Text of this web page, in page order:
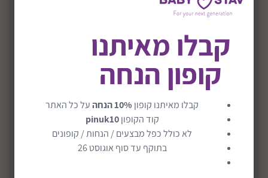
תיאור המוצר
מיטת תינוק דגם סתיו
מיטת סתיו
הקשת האלגנטית המעטרת את מיטת סתיו מעניקה לה
גימור רומנטי ועדין הסגנון הישיר של המיטה מאפשר לה
להשתלב בקלות בכל חדר והיא משרה סביבה אווירה רגועה
המיטה מותאמת לתקן החדש והיא בעלת דופן יורדת ועולה
ללא מסילות מתכת.
קרא עוד
קבלו מאיתנו
קופון הנחה
קבלו מאיתנו קופון 10% הנחה
על כל האתר
קוד הקופוןpinuk10
לא כולל כפל מבצעים / הנחות / קופונים
בתוקף עד סוף אוגוסט 26